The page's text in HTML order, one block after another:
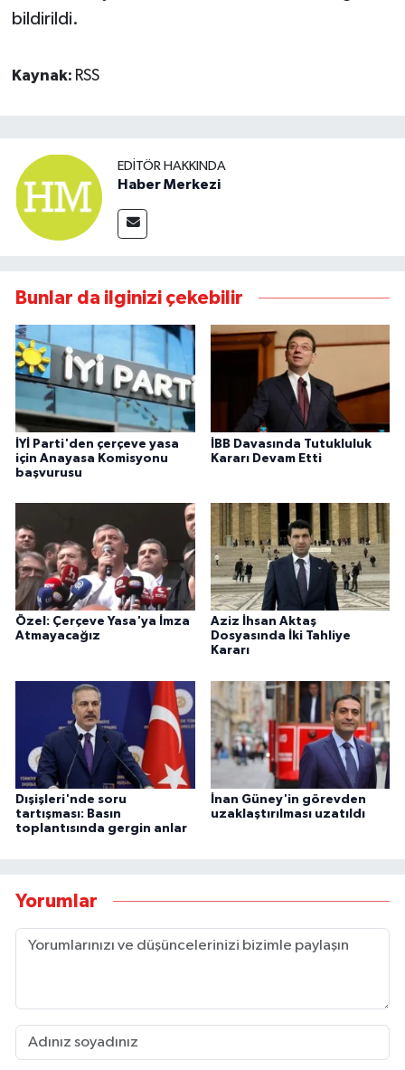
bildirildi.
Kaynak: RSS
EDITÖR HAKKINDA
Haber Merkezi
Bunlar da ilginizi çekebilir
İYİ Parti'den çerçeve yasa
için Anayasa Komisyonu
başvurusu
İBB Davasında Tutukluluk
Kararı Devam Etti
Özel: Çerçeve Yasa'ya İmza
Atmayacağız
Aziz İhsan Aktaş
Dosyasında İki Tahliye
Kararı
Dışişleri'nde soru
tartışması: Basın
toplantısında gergin anlar
İnan Güney'in görevden
uzaklaştırılması uzatıldı
Yorumlar